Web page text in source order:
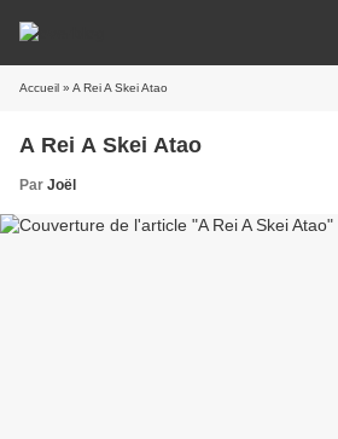
Accueil » A Rei A Skei Atao
A Rei A Skei Atao
Par Joël